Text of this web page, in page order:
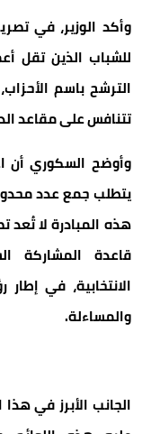
وأكد الوزير، في
الترشح باسم
تتنافس على مقاعد
وأوضح السكوري أن
يتطلب جمع عدد
هذه المبادرة لا
قاعدة المشاركة
الانتخابية، في
والمساءلة.
الجانب الأبرز في